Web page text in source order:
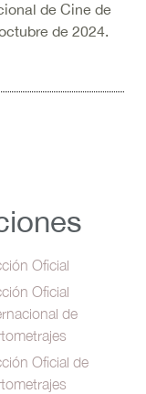
de Cine de
de 2024.
Oficial
Oficial
de
Oficial de